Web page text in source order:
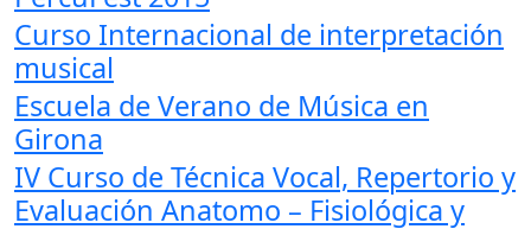
Curso Internacional de interpretación
musical
Escuela de Verano de Música en
Girona
IV Curso de Técnica Vocal, Repertorio y
Evaluación Anatomo – Fisiológica y